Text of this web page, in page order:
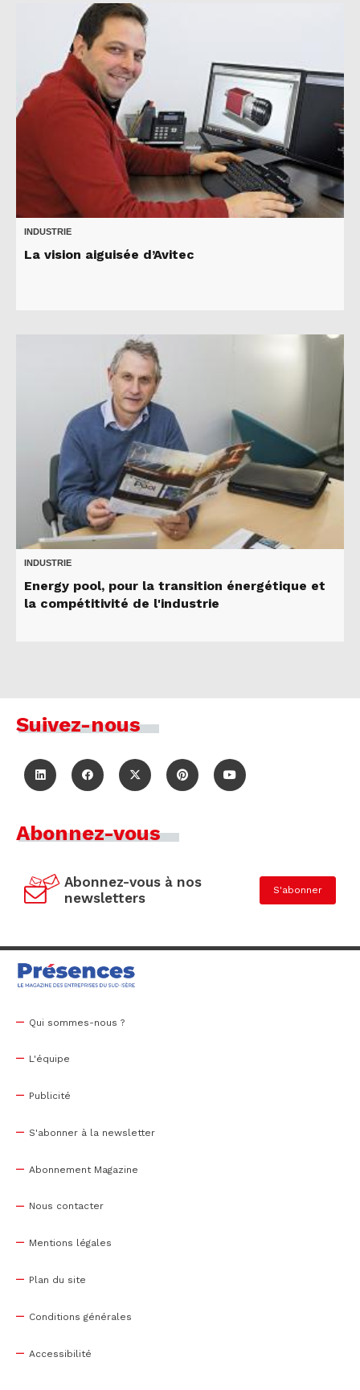
INDUSTRIE
La vision aiguisée d’Avitec
INDUSTRIE
Energy pool, pour la transition énergétique et
la compétitivité de l'industrie
Suivez-nous
Abonnez-vous
Abonnez-vous à nos
newsletters
S'abonner
Qui sommes-nous ?
L'équipe
Publicité
S'abonner à la newsletter
Abonnement Magazine
Nous contacter
Mentions légales
Plan du site
Conditions générales
Accessibilité